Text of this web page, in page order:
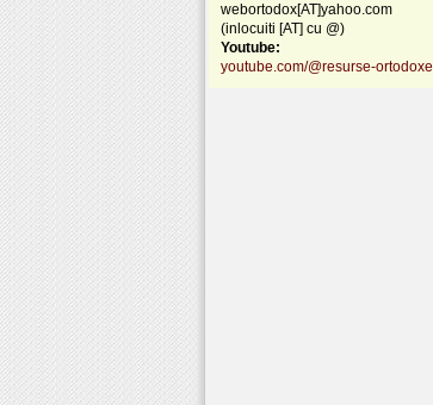
webortodox[AT]yahoo.com
(inlocuiti [AT] cu @)
Youtube:
youtube.com/@resurse-ortodoxe